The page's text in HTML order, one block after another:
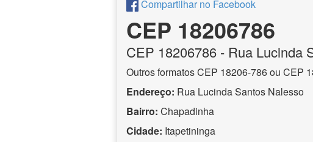
Compartilhar no Facebook
CEP 18206786
CEP 18206786 - Rua Lucinda
Outros formatos CEP 18206-786 ou CEP
Endereço: Rua Lucinda Santos Nalesso
Bairro: Chapadinha
Cidade: Itapetininga